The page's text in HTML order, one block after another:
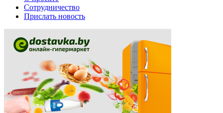
Сотрудничество
Прислать новость